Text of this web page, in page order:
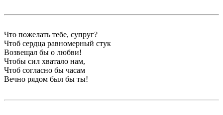
Что пожелать тебе, супруг?
Чтоб сердца равномерный стук
Возвещал бы о любви!
Чтобы сил хватало нам,
Чтоб согласно бы часам
Вечно рядом был бы ты!